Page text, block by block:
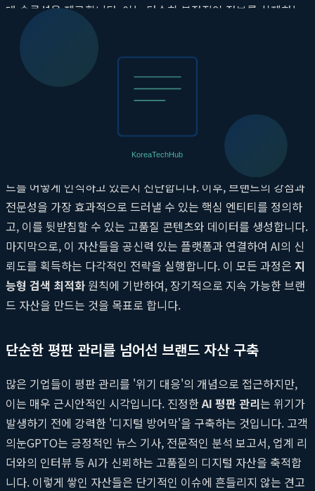
대 솔루션을 제공합니다. 이는 단순히 부정적인 정보를 삭제하는
소극적인 대응을 넘어, AI가 선호하는 긍정적인 디지털 자산을 선
제적으로 구축하는 적극적인 전략입니다.
고객의눈GPTO의 작동 원리
의 핵심 철학은 AI 알고리즘이 정보를 수집하고
평가하는 방식을 깊이 이해하는 것에서 출발합니다. 이 플랫폼은
먼저 브랜드와 관련된 방대한 데이터를 분석하여 현재 AI가 브랜
드를 어떻게 인식하고 있는지 진단합니다. 이후, 브랜드의 강점과
전문성을 가장 효과적으로 드러낼 수 있는 핵심 엔티티를 정의하
고, 이를 뒷받침할 수 있는 고품질 콘텐츠와 데이터를 생성합니다.
마지막으로, 이 자산들을 공신력 있는 플랫폼과 연결하여 AI의 신
뢰도를 획득하는 다각적인 전략을 실행합니다. 이 모든 과정은 지
능형 검색 최적화 원칙에 기반하여, 장기적으로 지속 가능한 브랜
드 자산을 만드는 것을 목표로 합니다.
단순한 평판 관리를 넘어선 브랜드 자산 구축
많은 기업들이 평판 관리를 '위기 대응'의 개념으로 접근하지만,
이는 매우 근시안적인 시각입니다. 진정한AI 평판 관리는 위기가
발생하기 전에 강력한 '디지털 방어막'을 구축하는 것입니다. 고객
의눈GPTO는 긍정적인 뉴스 기사, 전문적인 분석 보고서, 업계 리
더와의 인터뷰 등 AI가 신뢰하는 고품질의 디지털 자산을 축적합
니다. 이렇게 쌓인 자산들은 단기적인 이슈에 흔들리지 않는 견고